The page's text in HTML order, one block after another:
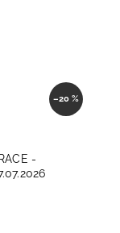
–20 %
-